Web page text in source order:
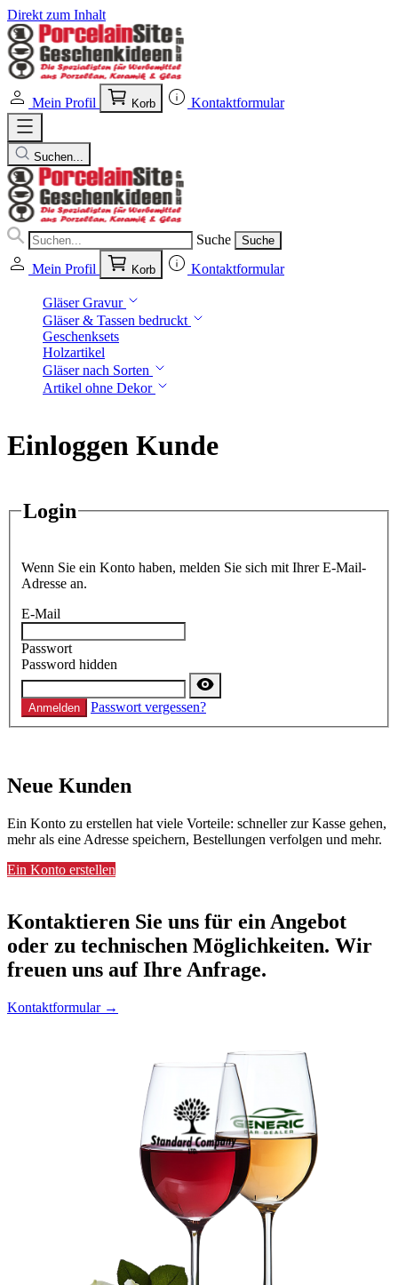
Direkt zum Inhalt
Mein Profil Korb Kontaktformular
Suchen...
Suche Suche
Mein Profil Korb Kontaktformular
Gläser Gravur
Gläser & Tassen bedruckt
Geschenksets
Holzartikel
Gläser nach Sorten
Artikel ohne Dekor
Einloggen Kunde
Login
Wenn Sie ein Konto haben, melden Sie sich mit Ihrer E-Mail-
Adresse an.
E-Mail
Passwort
Password hidden
Anmelden Passwort vergessen?
Neue Kunden
Ein Konto zu erstellen hat viele Vorteile: schneller zur Kasse gehen,
mehr als eine Adresse speichern, Bestellungen verfolgen und mehr.
Ein Konto erstellen
Kontaktieren Sie uns für ein Angebot
oder zu technischen Möglichkeiten. Wir
freuen uns auf Ihre Anfrage.
Kontaktformular →